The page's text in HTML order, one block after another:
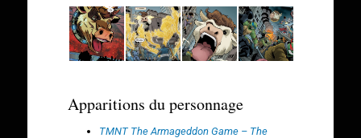
Apparitions du personnage
TMNT The Armageddon Game – The